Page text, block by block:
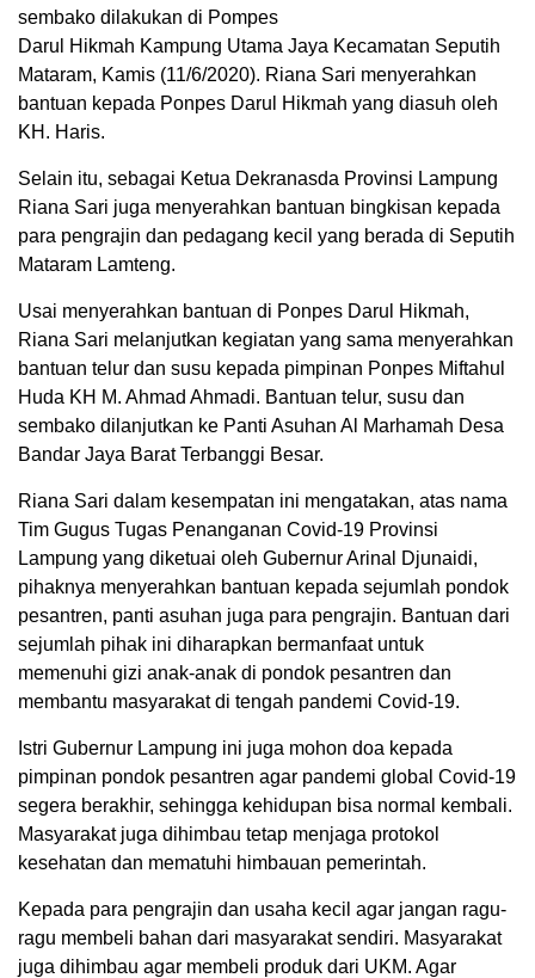
sembako dilakukan di Pompes
Darul Hikmah Kampung Utama Jaya Kecamatan Seputih
Mataram, Kamis (11/6/2020). Riana Sari menyerahkan
bantuan kepada Ponpes Darul Hikmah yang diasuh oleh
KH. Haris.
Selain itu, sebagai Ketua Dekranasda Provinsi Lampung
Riana Sari juga menyerahkan bantuan bingkisan kepada
para pengrajin dan pedagang kecil yang berada di Seputih
Mataram Lamteng.
Usai menyerahkan bantuan di Ponpes Darul Hikmah,
Riana Sari melanjutkan kegiatan yang sama menyerahkan
bantuan telur dan susu kepada pimpinan Ponpes Miftahul
Huda KH M. Ahmad Ahmadi. Bantuan telur, susu dan
sembako dilanjutkan ke Panti Asuhan Al Marhamah Desa
Bandar Jaya Barat Terbanggi Besar.
Riana Sari dalam kesempatan ini mengatakan, atas nama
Tim Gugus Tugas Penanganan Covid-19 Provinsi
Lampung yang diketuai oleh Gubernur Arinal Djunaidi,
pihaknya menyerahkan bantuan kepada sejumlah pondok
pesantren, panti asuhan juga para pengrajin. Bantuan dari
sejumlah pihak ini diharapkan bermanfaat untuk
memenuhi gizi anak-anak di pondok pesantren dan
membantu masyarakat di tengah pandemi Covid-19.
Istri Gubernur Lampung ini juga mohon doa kepada
pimpinan pondok pesantren agar pandemi global Covid-19
segera berakhir, sehingga kehidupan bisa normal kembali.
Masyarakat juga dihimbau tetap menjaga protokol
kesehatan dan mematuhi himbauan pemerintah.
Kepada para pengrajin dan usaha kecil agar jangan ragu-
ragu membeli bahan dari masyarakat sendiri. Masyarakat
juga dihimbau agar membeli produk dari UKM. Agar